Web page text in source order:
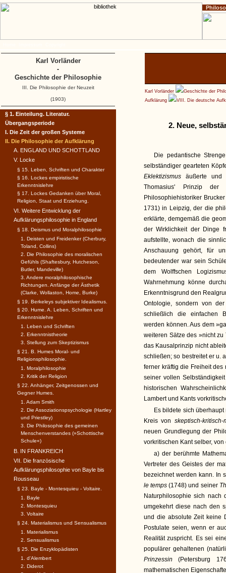
Karl Vorländer
Geschichte der
Aufklärung
VIII. Die deutsche
2. Neue,
Die pedantische
selbständiger gearteten
Eklektizismus äußerte und
Thomasius' Prinzip
Philosophiehistoriker
1731) in Leipzig, der die
erklärte, demgemäß die
der Wirklichkeit der Dinge
aufstellte, wonach die
Anschauung gehört, für
bedeutender war sein
dem Wolffschen
Wahrnehmung könne
Erkenntnisgrund den
Ontologie, sondern von
schließlich die einfachen
werden können. Aus dem
weiteren Sätze des »nicht
das Kausalprinzip nicht
schließen; so bestreitet er u.
ferner kräftig die Freiheit
seiner vollen
historischen
Lambert und Kants
Es bildete sich
Kreis von skeptisch-kritisch-
neuen Grundlegung der
vorkritischen Kant selber,
a) der berühmte
Vertreter des Geistes der
bezeichnet werden kann. In
le temps(1748) und seiner
Naturphilosophie sich nach
umgekehrt diese nach den
und die absolute Zeit keine
Postulate seien, wenn er
Realität zuspricht. Es sei
populärer gehaltenen
Prinzessin(Petersburg
mathematischen
§ 1. Einteilung. Literatur.
Übergangsperiode
I. Die Zeit der großen Systeme
II. Die Philosophie der Aufklärung
A. ENGLAND UND SCHOTTLAND
V. Locke
§ 15. Leben, Schriften und Charakter
§ 16. Lockes empiristische
Erkenntnislehre
§ 17. Lockes Gedanken über Moral,
Religion, Staat und Erziehung.
VI. Weitere Entwicklung der
Aufklärungsphilosophie in England
§ 18. Deismus und Moralphilosophie
1. Deisten und Freidenker (Cherbury,
Toland, Collins)
2. Die Philosophie des moralischen
Gefühls (Shaftesbury, Hutcheson,
Butler, Mandeville)
3. Andere moralphilosophische
Richtungen. Anfänge der Ästhetik
(Clarke, Wollaston, Home, Burke)
§ 19. Berkeleys subjektiver Idealismus.
§ 20. Hume. A. Leben, Schriften und
Erkenntnislehre
1. Leben und Schriften
2. Erkenntnistheorie
3. Stellung zum Skeptizismus
§ 21. B. Humes Moral- und
Religionsphilosophie.
1. Moralphilosophie
2. Kritik der Religion
§ 22. Anhänger, Zeitgenossen und
Gegner Humes.
1. Adam Smith
2. Die Assoziationspsychologie (Hartley
und Priestley)
3. Die Philosophie des gemeinen
Menschenverstandes (»Schottische
Schule«)
B. IN FRANKREICH
VII. Die französische
Aufklärungsphilosophie von Bayle bis
Rousseau
§ 23. Bayle - Montesquieu - Voltaire.
1. Bayle
2. Montesquieu
3. Voltaire
§ 24. Materialismus und Sensualismus
1. Materialismus
2. Sensualismus
§ 25. Die Enzyklopädisten
1. d'Alembert
2. Diderot
Karl Vorländer
-
Geschichte der Philosophie
III. Die Philosophie der Neuzeit
(1903)